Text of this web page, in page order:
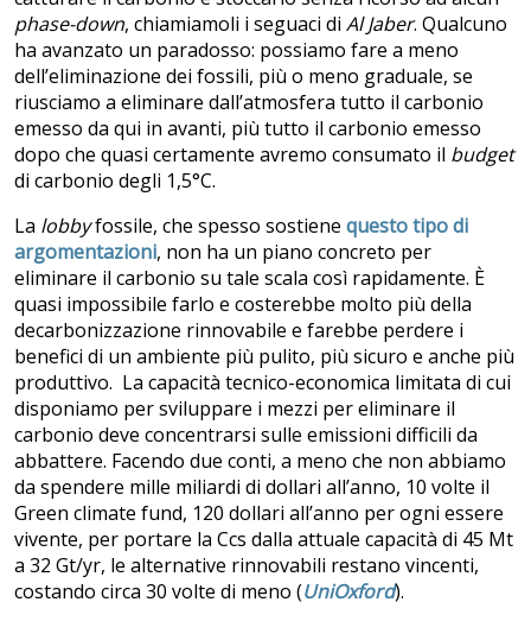
phase-down, chiamiamoli i seguaci di Al Jaber. Qualcuno
ha avanzato un paradosso: possiamo fare a meno
dell’eliminazione dei fossili, più o meno graduale, se
riusciamo a eliminare dall’atmosfera tutto il carbonio
emesso da qui in avanti, più tutto il carbonio emesso
dopo che quasi certamente avremo consumato il budget
di carbonio degli 1,5°C.
La lobbyfossile, che spesso sostiene questo tipo di
argomentazioni, non ha un piano concreto per
eliminare il carbonio su tale scala così rapidamente. È
quasi impossibile farlo e costerebbe molto più della
decarbonizzazione rinnovabile e farebbe perdere i
benefici di un ambiente più pulito, più sicuro e anche più
produttivo. La capacità tecnico-economica limitata di cui
disponiamo per sviluppare i mezzi per eliminare il
carbonio deve concentrarsi sulle emissioni difficili da
abbattere. Facendo due conti, a meno che non abbiamo
da spendere mille miliardi di dollari all’anno, 10 volte il
Green climate fund, 120 dollari all’anno per ogni essere
vivente, per portare la Ccs dalla attuale capacità di 45 Mt
a 32 Gt/yr, le alternative rinnovabili restano vincenti,
costando circa 30 volte di meno (UniOxford).